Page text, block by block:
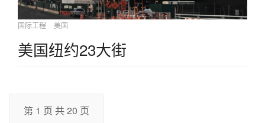
国际工程 美国
美国纽约23大街
第 1 页 共 20 页